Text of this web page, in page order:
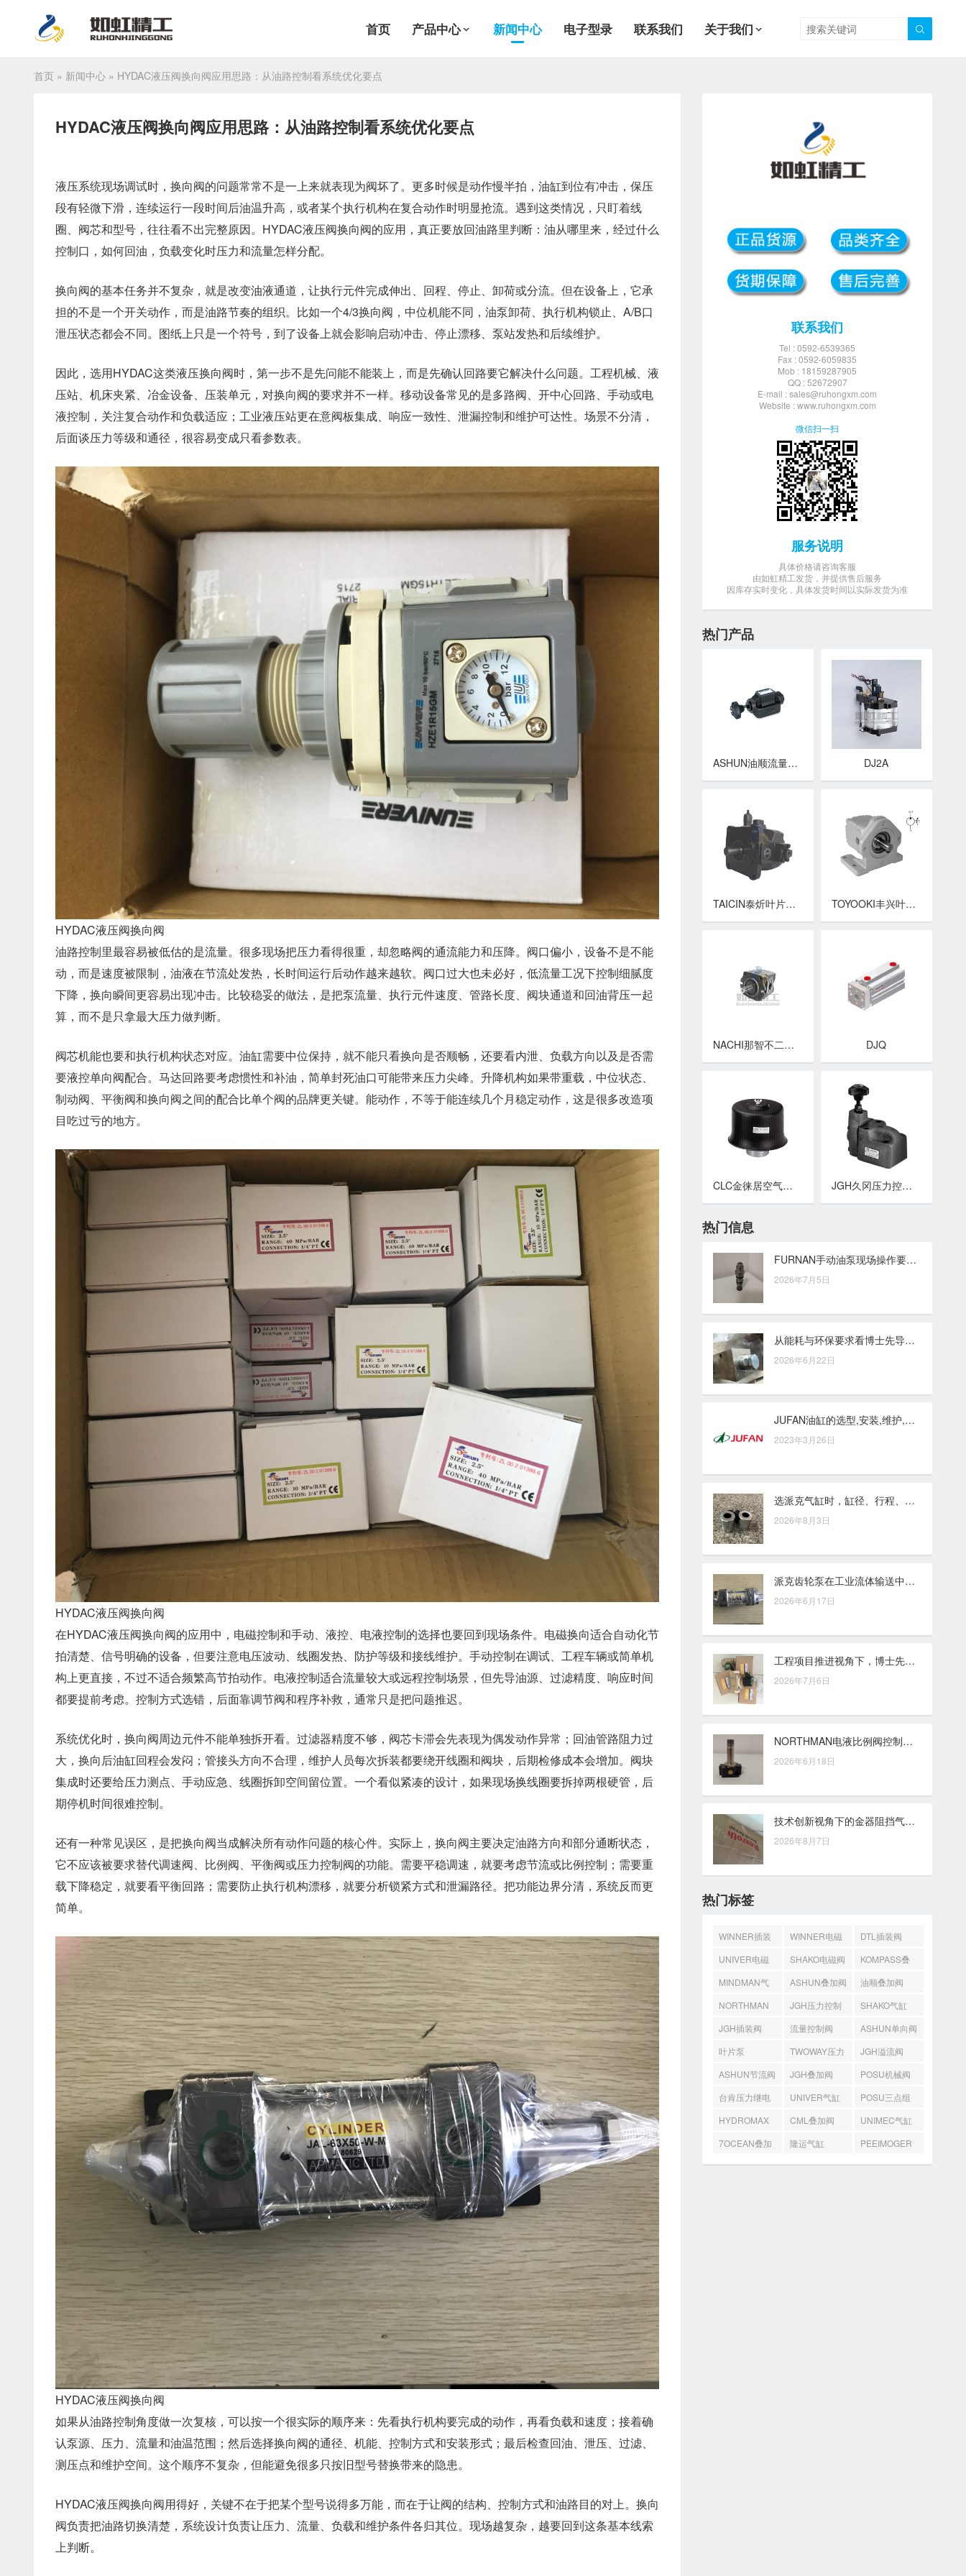

首页 产品中心 新闻中心 电子型录 联系我们 关于我们
首页 » 新闻中心 » HYDAC液压阀换向阀应用思路：从油路控制看系统优化要点
HYDAC液压阀换向阀应用思路：从油路控制看系统优化要点
液压系统现场调试时，换向阀的问题常常不是一上来就表现为阀坏了。更多时候是动作慢半拍，油缸到位有冲击，保压
段有轻微下滑，连续运行一段时间后油温升高，或者某个执行机构在复合动作时明显抢流。遇到这类情况，只盯着线
圈、阀芯和型号，往往看不出完整原因。HYDAC液压阀换向阀的应用，真正要放回油路里判断：油从哪里来，经过什么
控制口，如何回油，负载变化时压力和流量怎样分配。
换向阀的基本任务并不复杂，就是改变油液通道，让执行元件完成伸出、回程、停止、卸荷或分流。但在设备上，它承
担的不是一个开关动作，而是油路节奏的组织。比如一个4/3换向阀，中位机能不同，油泵卸荷、执行机构锁止、A/B口
泄压状态都会不同。图纸上只是一个符号，到了设备上就会影响启动冲击、停止漂移、泵站发热和后续维护。
因此，选用HYDAC这类液压换向阀时，第一步不是先问能不能装上，而是先确认回路要它解决什么问题。工程机械、液
压站、机床夹紧、冶金设备、压装单元，对换向阀的要求并不一样。移动设备常见的是多路阀、开中心回路、手动或电
液控制，关注复合动作和负载适应；工业液压站更在意阀板集成、响应一致性、泄漏控制和维护可达性。场景不分清，
后面谈压力等级和通径，很容易变成只看参数表。
HYDAC液压阀换向阀
油路控制里最容易被低估的是流量。很多现场把压力看得很重，却忽略阀的通流能力和压降。阀口偏小，设备不是不能
动，而是速度被限制，油液在节流处发热，长时间运行后动作越来越软。阀口过大也未必好，低流量工况下控制细腻度
下降，换向瞬间更容易出现冲击。比较稳妥的做法，是把泵流量、执行元件速度、管路长度、阀块通道和回油背压一起
算，而不是只拿最大压力做判断。
阀芯机能也要和执行机构状态对应。油缸需要中位保持，就不能只看换向是否顺畅，还要看内泄、负载方向以及是否需
要液控单向阀配合。马达回路要考虑惯性和补油，简单封死油口可能带来压力尖峰。升降机构如果带重载，中位状态、
制动阀、平衡阀和换向阀之间的配合比单个阀的品牌更关键。能动作，不等于能连续几个月稳定动作，这是很多改造项
目吃过亏的地方。
HYDAC液压阀换向阀
在HYDAC液压阀换向阀的应用中，电磁控制和手动、液控、电液控制的选择也要回到现场条件。电磁换向适合自动化节
拍清楚、信号明确的设备，但要注意电压波动、线圈发热、防护等级和接线维护。手动控制在调试、工程车辆或简单机
构上更直接，不过不适合频繁高节拍动作。电液控制适合流量较大或远程控制场景，但先导油源、过滤精度、响应时间
都要提前考虑。控制方式选错，后面靠调节阀和程序补救，通常只是把问题推迟。
系统优化时，换向阀周边元件不能单独拆开看。过滤器精度不够，阀芯卡滞会先表现为偶发动作异常；回油管路阻力过
大，换向后油缸回程会发闷；管接头方向不合理，维护人员每次拆装都要绕开线圈和阀块，后期检修成本会增加。阀块
集成时还要给压力测点、手动应急、线圈拆卸空间留位置。一个看似紧凑的设计，如果现场换线圈要拆掉两根硬管，后
期停机时间很难控制。
还有一种常见误区，是把换向阀当成解决所有动作问题的核心件。实际上，换向阀主要决定油路方向和部分通断状态，
它不应该被要求替代调速阀、比例阀、平衡阀或压力控制阀的功能。需要平稳调速，就要考虑节流或比例控制；需要重
载下降稳定，就要看平衡回路；需要防止执行机构漂移，就要分析锁紧方式和泄漏路径。把功能边界分清，系统反而更
简单。
HYDAC液压阀换向阀
如果从油路控制角度做一次复核，可以按一个很实际的顺序来：先看执行机构要完成的动作，再看负载和速度；接着确
认泵源、压力、流量和油温范围；然后选择换向阀的通径、机能、控制方式和安装形式；最后检查回油、泄压、过滤、
测压点和维护空间。这个顺序不复杂，但能避免很多只按旧型号替换带来的隐患。
HYDAC液压阀换向阀用得好，关键不在于把某个型号说得多万能，而在于让阀的结构、控制方式和油路目的对上。换向
阀负责把油路切换清楚，系统设计负责让压力、流量、负载和维护条件各归其位。现场越复杂，越要回到这条基本线索
上判断。
联系我们
Tel : 0592-6539365
Fax : 0592-6059835
Mob : 18159287905
QQ : 52672907
E-mail :sales@ruhongxm.com
Website : www.ruhongxm.com
微信扫一扫
服务说明
具体价格请咨询客服
由如虹精工发货，并提供售后服务
因库存实时变化，具体发货时间以实际发货为准
热门产品
ASHUN油顺流量控制阀 TCV系列单向节流阀 DJ2A
TAICIN泰炘叶片泵 VDV-1A, 2A / VDV-1B, 2B系列中压可变容量叶片泵 TOYOOKI丰兴叶片泵 HVP-FA1系列定量叶片泵
NACHI那智不二越齿轮泵 IPH型系列齿轮泵 IP泵 DJQ
CLC金徕居空气滤清器 AB系列空气滤清器 JGH久冈压力控制阀 BG.先导式溢流阀
热门信息
FURNAN手动油泵现场操作要点：从供油节奏到日常使用细节
2026年7月5日
从能耗与环保要求看博士先导式减压阀的应用价值
2026年6月22日
JUFAN油缸的选型,安装,维护,保养等..
2023年3月26日
选派克气缸时，缸径、行程、压力与安装方式应如何核对
2026年8月3日
派克齿轮泵在工业流体输送中的效率优势与操作价值
2026年6月17日
工程项目推进视角下，博士先导式溢流阀的液压压力管理作用
2026年7月6日
NORTHMAN电液比例阀控制思路：面向液压系统的精准调节应用
2026年6月18日
技术创新视角下的金器阻挡气缸：行业应用变革的观察
2026年8月7日
热门标签
WINNER插装
阀
WINNER电磁
阀
DTL插装阀
UNIVER电磁
阀
SHAKO电磁阀
KOMPASS叠
加阀
MINDMAN气
缸
ASHUN叠加阀
油顺叠加阀
NORTHMAN
叠加阀
JGH压力控制
阀
SHAKO气缸
JGH插装阀
流量控制阀
ASHUN单向阀
叶片泵
TWOWAY压力
开关
JGH溢流阀
ASHUN节流阀
JGH叠加阀
POSU机械阀
台肯压力继电
器
UNIVER气缸
POSU三点组
合
HYDROMAX
齿轮泵
CML叠加阀
UNIMEC气缸
7OCEAN叠加
阀
隆运气缸
PEEIMOGER
马达